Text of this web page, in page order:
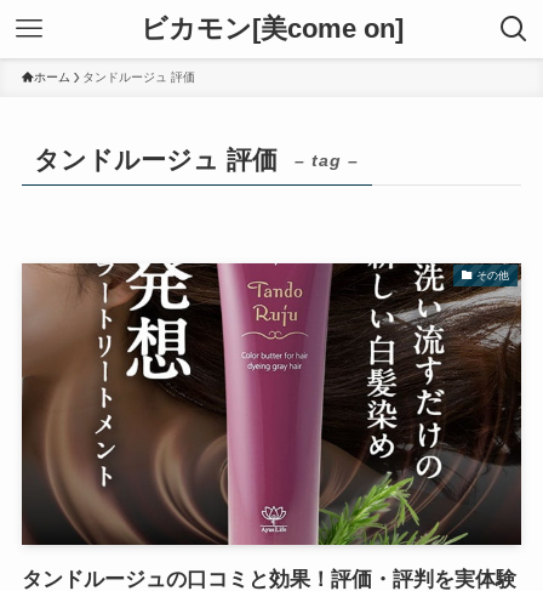
ビカモン[美come on]
ホーム タンドルージュ 評価
タンドルージュ 評価 – tag –
その他
タンドルージュの口コミと効果！評価・評判を実体験